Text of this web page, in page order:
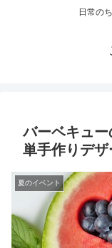
日常の
バーベキュ
単手作りデザ
夏のイベント